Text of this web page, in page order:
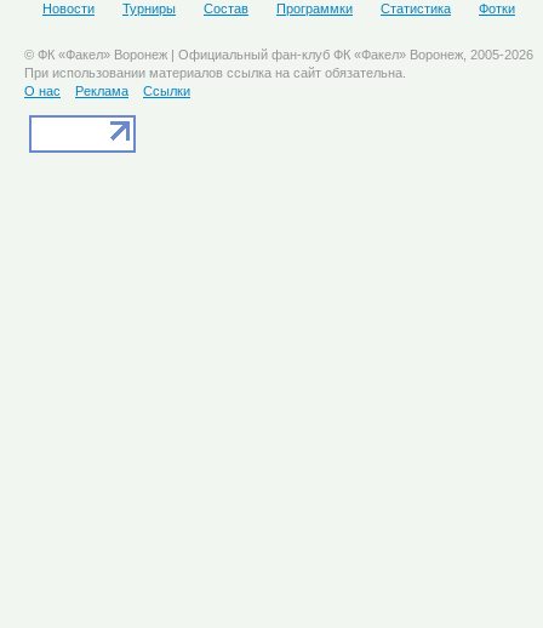
Новости Турниры Состав Программки Статистика Фотки
© ФК «Факел» Воронеж | Официальный фан-клуб ФК «Факел» Воронеж, 2005-2026
При использовании материалов ссылка на сайт обязательна.
О нас
Реклама Ссылки